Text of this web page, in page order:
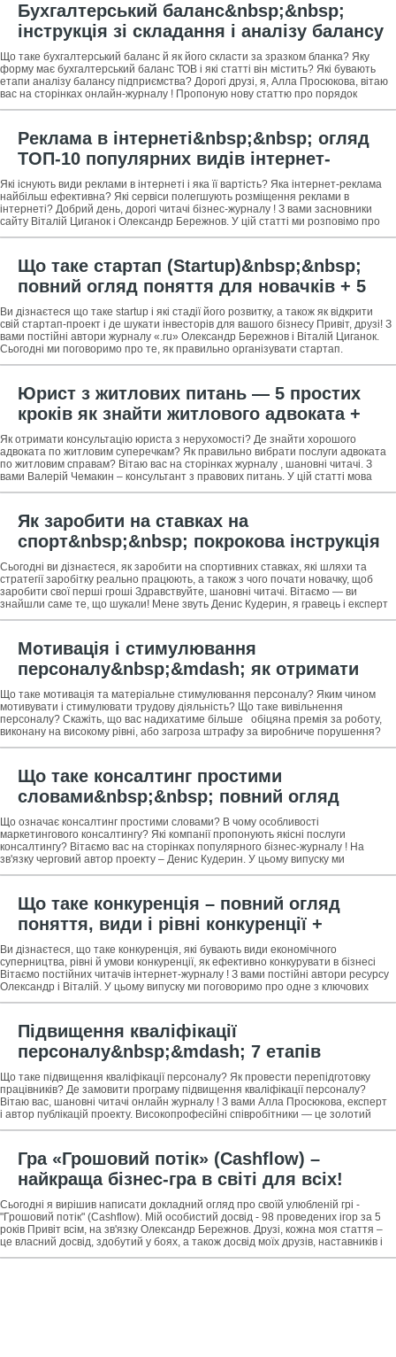
Бухгалтерський баланс&nbsp;&nbsp;
інструкція зі складання і аналізу балансу
за 5 кроків + професійна допомога у
складанні бухгалтерського балансу
Що таке бухгалтерський баланс й як його скласти за зразком бланка? Яку
форму має бухгалтерський баланс ТОВ і які статті він містить? Які бувають
етапи аналізу балансу підприємства? Дорогі друзі, я, Алла Просюкова, вітаю
вас на сторінках онлайн-журналу ! Пропоную нову статтю про порядок
складання
Реклама в інтернеті&nbsp;&nbsp; огляд
ТОП-10 популярних видів інтернет-
реклами + наочні приклади і вартість
розміщення
Які існують види реклами в інтернеті і яка її вартість? Яка інтернет-реклама
найбільш ефективна? Які сервіси полегшують розміщення реклами в
інтернеті? Добрий день, дорогі читачі бізнес-журналу ! З вами засновники
сайту Віталій Циганок і Олександр Бережнов. У цій статті ми розповімо про
рекламу в
Що таке стартап (Startup)&nbsp;&nbsp;
повний огляд поняття для новачків + 5
практичних порад щодо відкриття свого
стартап проекту
Ви дізнаєтеся що таке startup і які стадії його розвитку, а також як відкрити
свій стартап-проект і де шукати інвесторів для вашого бізнесу Привіт, друзі! З
вами постійні автори журналу «.ru» Олександр Бережнов і Віталій Циганок.
Сьогодні ми поговоримо про те, як правильно організувати стартап.
Юрист з житлових питань — 5 простих
кроків як знайти житлового адвоката +
огляд ТОП-3 юридичні компанії з
вирішення житлових питань
Як отримати консультацію юриста з нерухомості? Де знайти хорошого
адвоката по житловим суперечкам? Як правильно вибрати послуги адвоката
по житловим справам? Вітаю вас на сторінках журналу , шановні читачі. З
вами Валерій Чемакин – консультант з правових питань. У цій статті мова
піде про те, хто
Як заробити на ставках на
спорт&nbsp;&nbsp; покрокова інструкція
для новачків + схеми і стратегії
Сьогодні ви дізнаєтеся, як заробити на спортивних ставках, які шляхи та
стратегії заробітку реально працюють, а також з чого почати новачку, щоб
заробити свої перші гроші Здравствуйте, шановні читачі. Вітаємо — ви
знайшли саме те, що шукали! Мене звуть Денис Кудерин, я гравець і експерт
Мотивація і стимулювання
персоналу&nbsp;&mdash; як отримати
максимальну віддачу працівників за 5
кроків: інструкція для початківців
бізнесменів + допомогу у підвищенні
мотивації і стимулювання трудової
діяльності
Що таке мотивація та матеріальне стимулювання персоналу? Яким чином
мотивувати і стимулювати трудову діяльність? Що таке вивільнення
персоналу? Скажіть, що вас надихатиме більше обіцяна премія за роботу,
виконану на високому рівні, або загроза штрафу за виробниче порушення?
Неважко
Що таке консалтинг простими
словами&nbsp;&nbsp; повний огляд
поняття та етапів консалтингової
діяльності + 4 головні ознаки успішного
консультанта
Що означає консалтинг простими словами? В чому особливості
маркетингового консалтингу? Які компанії пропонують якісні послуги
консалтингу? Вітаємо вас на сторінках популярного бізнес-журналу ! На
зв'язку черговий автор проекту – Денис Кудерин. У цьому випуску ми
розпочинаємо новий цикл статей,
Що таке конкуренція – повний огляд
поняття, види і рівні конкуренції +
правила ефективної конкуренції в бізнесі
Ви дізнаєтеся, що таке конкуренція, які бувають види економічного
суперництва, рівні й умови конкуренції, як ефективно конкурувати в бізнесі
Вітаємо постійних читачів інтернет-журналу ! З вами постійні автори ресурсу
Олександр і Віталій. У цьому випуску ми поговоримо про одне з ключових
понять у
Підвищення кваліфікації
персоналу&nbsp;&mdash; 7 етапів
перепідготовки працівників професійна
допомога в розробці програми
підвищення кваліфікації
Що таке підвищення кваліфікації персоналу? Як провести перепідготовку
працівників? Де замовити програму підвищення кваліфікації персоналу?
Вітаю вас, шановні читачі онлайн журналу ! З вами Алла Просюкова, експерт
і автор публікацій проекту. Високопрофесійні співробітники — це золотий
Гра «Грошовий потік» (Cashflow) –
найкраща бізнес-гра в світі для всіх!
Сьогодні я вирішив написати докладний огляд про своїй улюбленій грі -
"Грошовий потік" (Cashflow). Мій особистий досвід - 98 проведених ігор за 5
років Привіт всім, на зв'язку Олександр Бережнов. Друзі, кожна моя стаття –
це власний досвід, здобутий у боях, а також досвід моїх друзів, наставників і